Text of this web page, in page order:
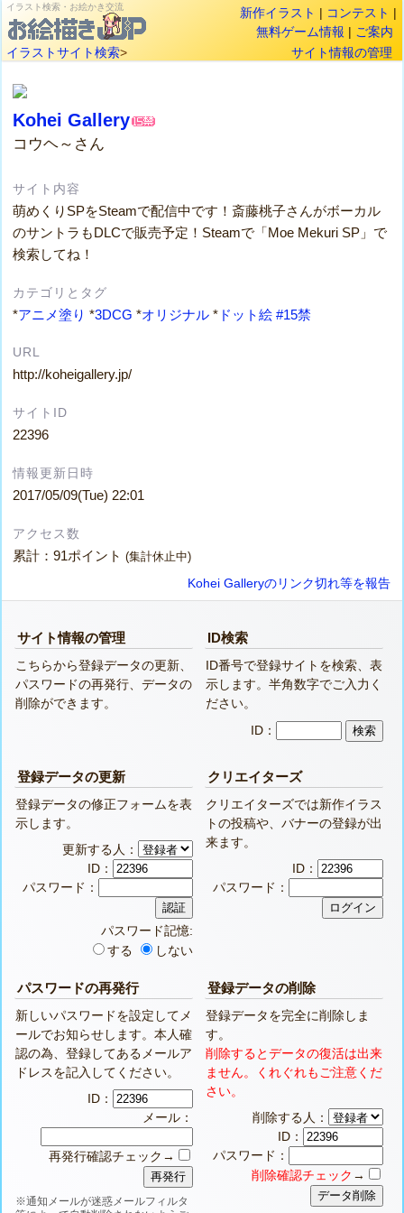
イラスト検索・お絵かき交流 新作イラスト | コンテスト |
無料ゲーム情報 | ご案内
イラストサイト検索> サイト情報の管理
Kohei Gallery
コウヘ～さん
サイト内容
萌めくりSPをSteamで配信中です！斎藤桃子さんがボーカル
のサントラもDLCで販売予定！Steamで「Moe Mekuri SP」で
検索してね！
カテゴリとタグ
*アニメ塗り *3DCG *オリジナル * ドット絵 #15禁
URL
http://koheigallery.jp/
サイトID
22396
情報更新日時
2017/05/09(Tue) 22:01
アクセス数
累計：91ポイント(集計休止中)
Kohei Galleryのリンク切れ等を報告
サイト情報の管理
こちらから登録データの更新、
パスワードの再発行、データの
削除ができます。
ID検索
ID番号で登録サイトを検索、表
示します。半角数字でご入力く
ださい。
ID：
登録データの更新
登録データの修正フォームを表
示します。
更新する人：
ID：
パスワード：
パスワード記憶:
する
しない
クリエイターズ
クリエイターズでは新作イラス
トの投稿や、バナーの登録が出
来ます。
ID：
パスワード：
パスワードの再発行
新しいパスワードを設定してメ
ールでお知らせします。本人確
認の為、登録してあるメールア
ドレスを記入してください。
ID：
メール：
再発行確認チェック→
※通知メールが迷惑メールフィルタ
登録データの削除
登録データを完全に削除しま
す。
削除するとデータの復活は出来
ません。くれぐれもご注意くだ
さい。
削除する人：
ID：
パスワード：
削除確認チェック →